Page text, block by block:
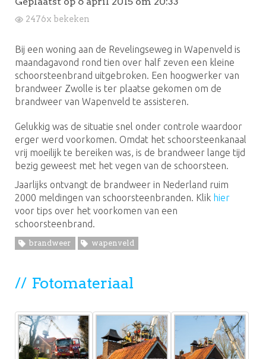
2476x bekeken
Bij een woning aan de Revelingseweg in Wapenveld is
maandagavond rond tien over half zeven een kleine
schoorsteenbrand uitgebroken. Een hoogwerker van
brandweer Zwolle is ter plaatse gekomen om de
brandweer van Wapenveld te assisteren.
Gelukkig was de situatie snel onder controle waardoor
erger werd voorkomen. Omdat het schoorsteenkanaal
vrij moeilijk te bereiken was, is de brandweer lange tijd
bezig geweest met het vegen van de schoorsteen.
Jaarlijks ontvangt de brandweer in Nederland ruim
2000 meldingen van schoorsteenbranden. Klik hier
voor tips over het voorkomen van een
schoorsteenbrand.
brandweer wapenveld
Fotomateriaal